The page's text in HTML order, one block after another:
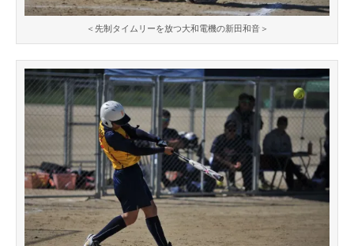
＜先制タイムリーを放つ大和電機の新田和音＞